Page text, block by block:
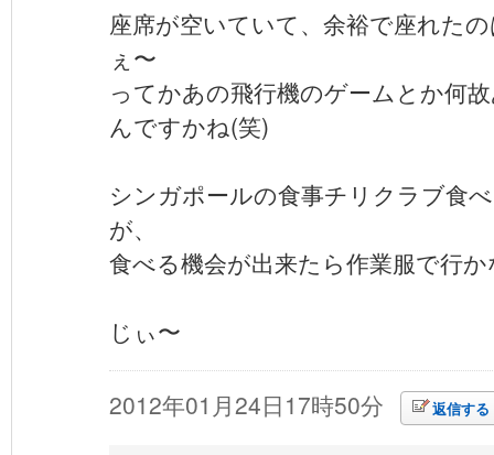
座席が空いていて、余裕で座れた
ぇ〜
ってかあの飛行機のゲームとか何
んですかね(笑)
シンガポールの食事チリクラブ食
が、
食べる機会が出来たら作業服で行
じぃ〜
2012年01月24日17時50分 返信する